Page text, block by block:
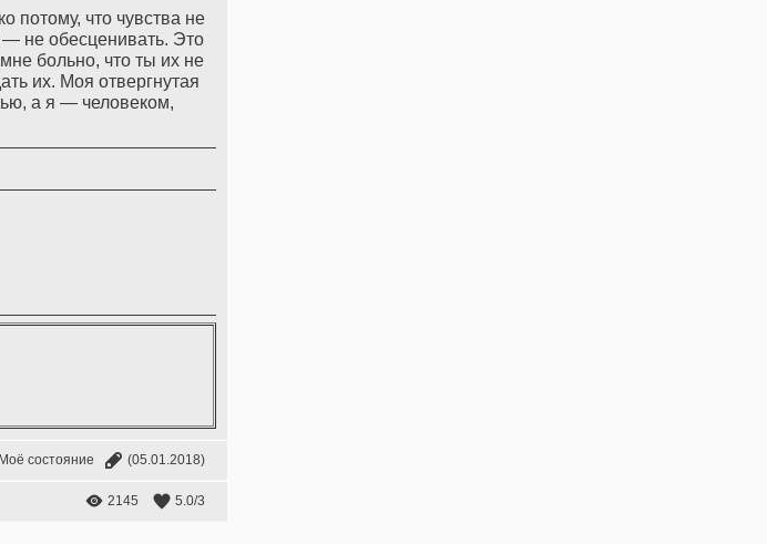
потому, что чувства не
не обесценивать. Это
больно, что ты их не
их. Моя отвергнутая
а я — человеком,
состояние (05.01.2018)
2145 5.0/3